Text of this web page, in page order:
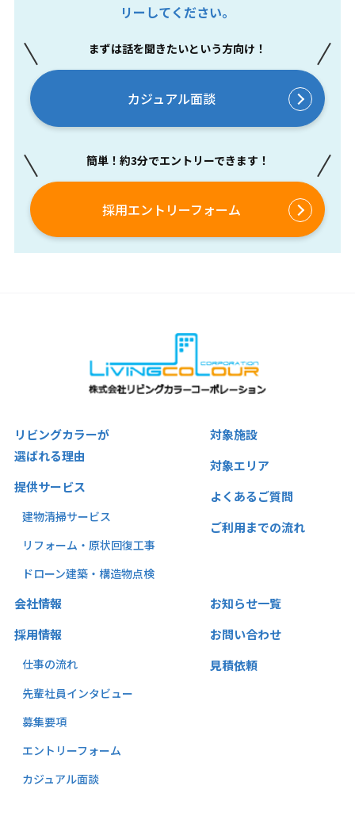
リーしてください。
まずは話を聞きたいという方向け！
カジュアル面談
簡単！約3分でエントリーできます！
採用エントリーフォーム
リビングカラーが
選ばれる理由
提供サービス
建物清掃サービス
リフォーム・原状回復工事
ドローン建築・構造物点検
対象施設
対象エリア
よくあるご質問
ご利用までの流れ
会社情報
採用情報
仕事の流れ
先輩社員インタビュー
募集要項
エントリーフォーム
カジュアル面談
お知らせ一覧
お問い合わせ
見積依頼